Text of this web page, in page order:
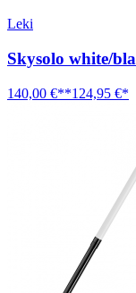
Leki
Skysolo white/
140,00 €**124,95 €*